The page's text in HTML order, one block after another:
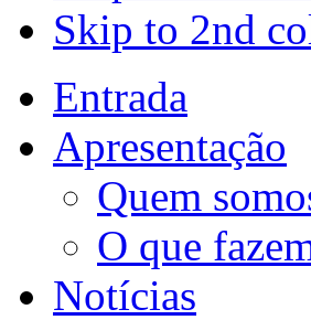
Skip to 2nd
Entrada
Apresentação
Quem
O que
Notícias